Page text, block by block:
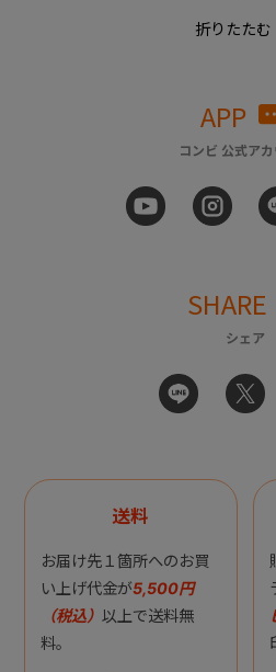
APP
コンビ 公式ア
SHARE
シェア
送料
お届け先１箇所へのお買
い上げ代金が5,500円
（税込） 以上で送料無
料。